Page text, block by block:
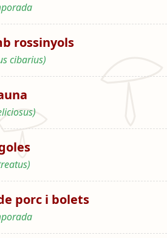
rossinyols
cibarius)
porc i bolets